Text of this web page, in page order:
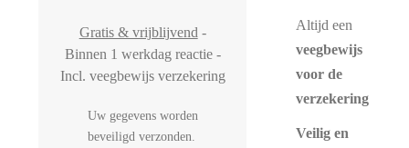
Gratis & vrijblijvend -
Binnen 1 werkdag reactie -
Incl. veegbewijs verzekering
Uw gegevens worden
beveiligd verzonden.
Altijd een
veegbewijs
voor de
verzekering
Veilig en